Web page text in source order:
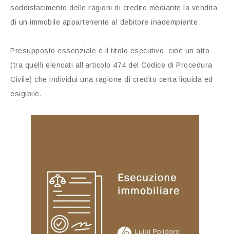
soddisfacimento delle ragioni di credito mediante la vendita
di un immobile appartenente al debitore inadempiente.
Presupposto essenziale è il titolo esecutivo, cioè un atto
(tra quelli elencati all’articolo 474 del Codice di Procedura
Civile) che individui una ragione di credito certa liquida ed
esigibile.